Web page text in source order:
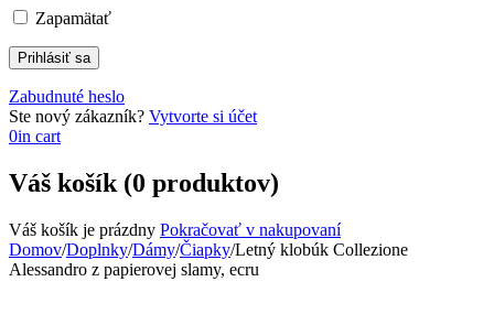
Zapamätať
Zabudnuté heslo
Ste nový zákazník? Vytvorte si účet
0in cart
Váš košík (0 produktov)
Váš košík je prázdny Pokračovať v nakupovaní
Domov/Doplnky/Dámy/Čiapky/Letný klobúk Collezione
Alessandro z papierovej slamy, ecru